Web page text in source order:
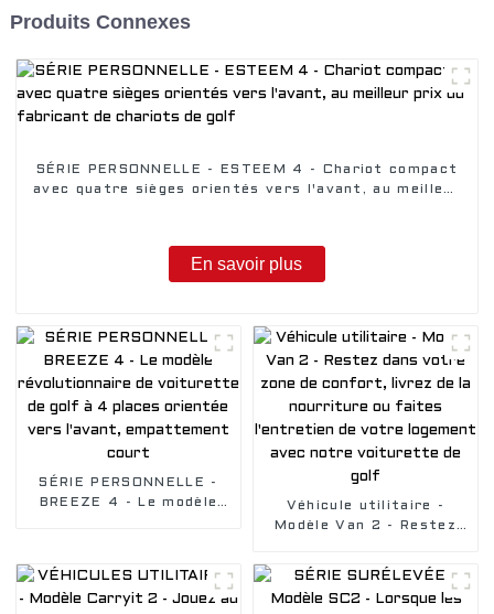
Produits Connexes
SÉRIE PERSONNELLE - ESTEEM 4 - Chariot compact
avec quatre sièges orientés vers l'avant, au meilleur
En savoir plus
SÉRIE PERSONNELLE -
BREEZE 4 - Le modèle
l'avant, empattement
court
Véhicule utilitaire -
Modèle Van 2 - Restez
confort, livrez de la
l'entretien de votre